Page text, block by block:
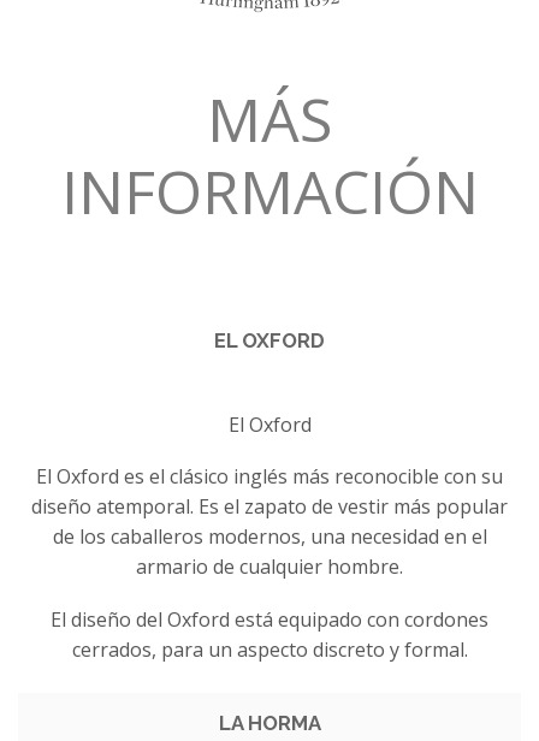
MÁS
INFORMACIÓN
EL OXFORD
El Oxford
El Oxford es el clásico inglés más reconocible con su
diseño atemporal. Es el zapato de vestir más popular
de los caballeros modernos, una necesidad en el
armario de cualquier hombre.
El diseño del Oxford está equipado con cordones
cerrados, para un aspecto discreto y formal.
LA HORMA